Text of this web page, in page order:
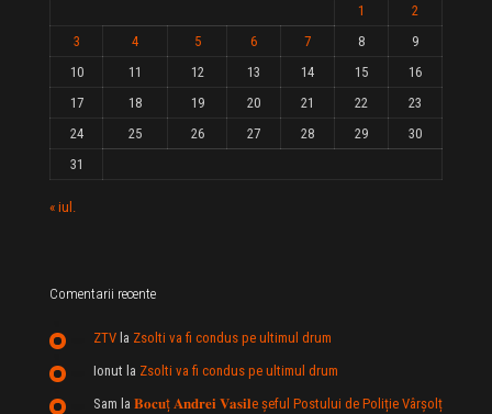
1
2
3
4 5 6 7 8
9
10
11 12 13 14 15
16
17
18 19 20 21 22
23
24
25 26 27 28 29
30
31
« iul.
Comentarii recente
ZTV la Zsolti va fi condus pe ultimul drum
Ionut la Zsolti va fi condus pe ultimul drum
Sam la 𝐁𝐨𝐜𝐮ț 𝐀𝐧𝐝𝐫𝐞𝐢 𝐕𝐚𝐬𝐢𝐥e şeful Postului de Poliție Vârșolț